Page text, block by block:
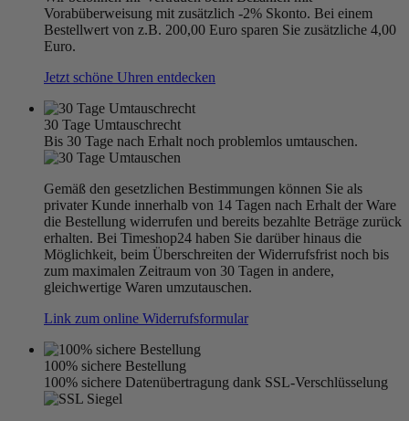
Vorabüberweisung mit zusätzlich -2% Skonto. Bei einem
Bestellwert von z.B. 200,00 Euro sparen Sie zusätzliche 4,00
Euro.
Jetzt schöne Uhren entdecken
30 Tage Umtauschrecht
Bis 30 Tage nach Erhalt noch problemlos umtauschen.
Gemäß den gesetzlichen Bestimmungen können Sie als
privater Kunde innerhalb von 14 Tagen nach Erhalt der Ware
die Bestellung widerrufen und bereits bezahlte Beträge zurück
erhalten. Bei Timeshop24 haben Sie darüber hinaus die
Möglichkeit, beim Überschreiten der Widerrufsfrist noch bis
zum maximalen Zeitraum von 30 Tagen in andere,
gleichwertige Waren umzutauschen.
Link zum online Widerrufsformular
100% sichere Bestellung
100% sichere Datenübertragung dank SSL-Verschlüsselung